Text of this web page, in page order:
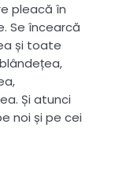
pleacă în
Se încearcă
și toate
Și atunci
noi și pe cei